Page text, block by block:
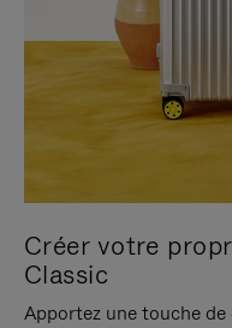
Créer votre
Classic
Apportez une touche